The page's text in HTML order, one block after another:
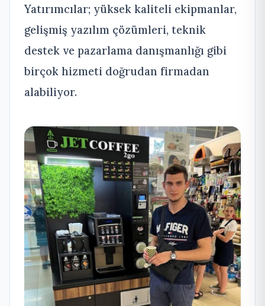
Yatırımcılar; yüksek kaliteli ekipmanlar,
gelişmiş yazılım çözümleri, teknik
destek ve pazarlama danışmanlığı gibi
birçok hizmeti doğrudan firmadan
alabiliyor.